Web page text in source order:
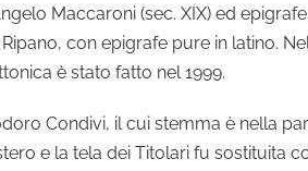
Maccaroni (sec. XIX) ed epigrafe
con epigrafe pure in latino.
è stato fatto nel 1999.
Condivi, il cui stemma è nella
e la tela dei Titolari fu sostituita